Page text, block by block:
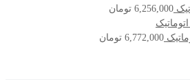
6,256,000 تومان
6,772,000 تومان